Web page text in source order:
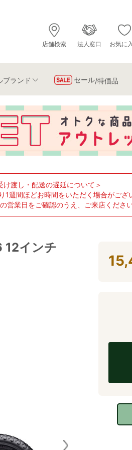
店舗検索 法人窓口 お気に
ブランド セール/特価品
渡し・配送の遅延について＞
週間ほどお時間をいただく場合がござ
営業日をご確認のうえ、ご来店ください
12インチ